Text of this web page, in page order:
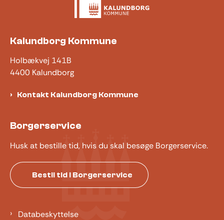
Kalundborg Kommune
Holbækvej 141B
4400 Kalundborg
Kontakt Kalundborg Kommune
Borgerservice
Husk at bestille tid, hvis du skal besøge Borgerservice.
Bestil tid i Borgerservice
Databeskyttelse